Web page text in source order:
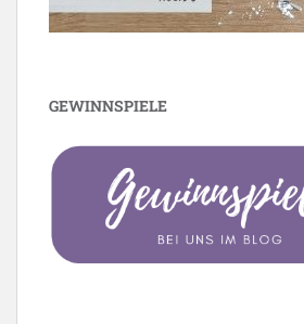
GEWINNSPIELE